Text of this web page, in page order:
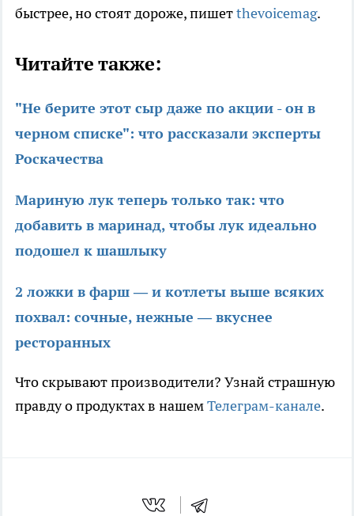
быстрее, но стоят дороже, пишетthevoicemag.
Читайте также:
"Не берите этот сыр даже по акции - он в
черном списке": что рассказали эксперты
Роскачества
Мариную лук теперь только так: что
добавить в маринад, чтобы лук идеально
подошел к шашлыку
2 ложки в фарш — и котлеты выше всяких
похвал: сочные, нежные — вкуснее
ресторанных
Что скрывают производители? Узнай страшную
правду о продуктах в нашемТелеграм-канале.